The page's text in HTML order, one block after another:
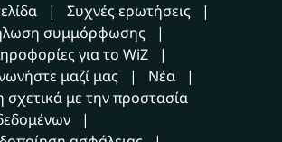
Συχνές ερωτήσεις
συμμόρφωσης
για το WiZ
μαζί μας
Νέα
με την προστασία